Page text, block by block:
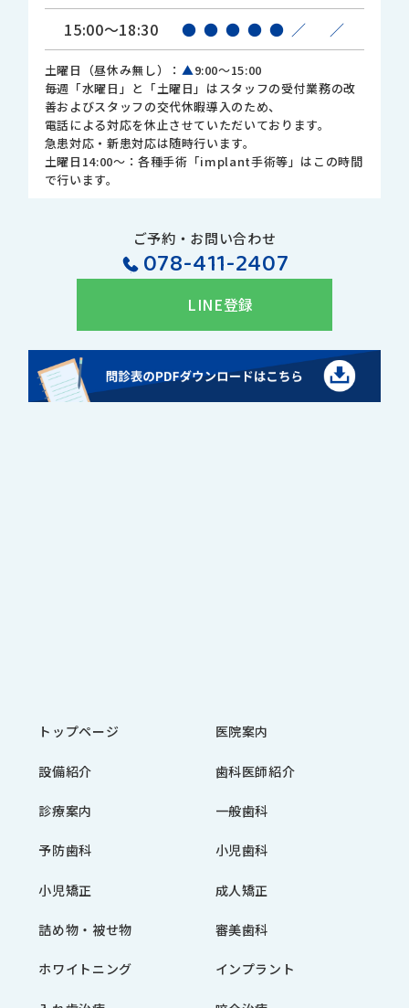
15:00～18:30
● ● ● ● ● ／ ／
土曜日（昼休み無し）： ▲9:00～15:00
毎週「水曜日」と「土曜日」はスタッフの受付業務の改
善およびスタッフの交代休暇導入のため、
電話による対応を休止させていただいております。
急患対応・新患対応は随時行います。
土曜日14:00～：各種手術「implant手術等」はこの時間
で行います。
ご予約・お問い合わせ
078-411-2407
LINE登録
トップページ 医院案内
設備紹介 歯科医師紹介
診療案内 一般歯科
予防歯科 小児歯科
小児矯正 成人矯正
詰め物・被せ物 審美歯科
ホワイトニング インプラント